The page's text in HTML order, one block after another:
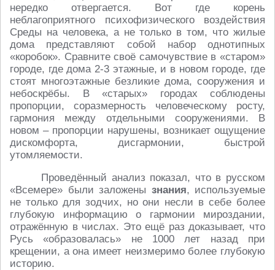
нередко отвергается. Вот где корень
неблагоприятного психофизического воздействия
Среды на человека, а не только в том, что жилые
дома представляют собой набор однотипных
«коробок». Сравните своё самочувствие в «старом»
городе, где дома 2-3 этажные, и в новом городе, где
стоят многоэтажные безликие дома, сооружения и
небоскрёбы. В «старых» городах соблюдены
пропорции, соразмерность человеческому росту,
гармония между отдельными сооружениями. В
новом – пропорции нарушены, возникает ощущение
дискомфорта, дисгармонии, быстрой
утомляемости.
Проведённый анализ показал, что в русском
«Всемере» были заложены знания, используемые
не только для зодчих, но они несли в себе более
глубокую информацию о гармонии мироздании,
отражённую в числах. Это ещё раз доказывает, что
Русь «образовалась» не 1000 лет назад при
крещении, а она имеет неизмеримо более глубокую
историю.